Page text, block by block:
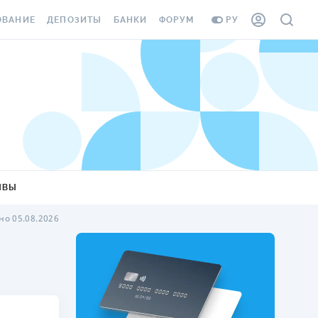
РУ
ЗАГРАНИЦУ
КАРТА
СОТРУДНИКОВ
ДЕПОЗИТЫ
ВСЕ ДЕПОЗИТЫ
ДЕПОЗИТЫ В EUR
БОНУС К ДЕПОЗИТАМ
УСЛОВИЯ АКЦИИ
ПУТЕВОДИТЕЛИ ПО
СБЕРЕЖЕНИЯМ
БАНКИ
ВСЕ БАНКИ
ОТЗЫВЫ О БАНКАХ
МИКРОФИНАНСОВЫЕ
ОТЗЫВЫ ОБ МФО
ФОРУМ
05.08.2026